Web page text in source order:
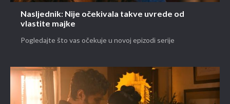
Nasljednik: Nije očekivala takve uvrede od
vlastite majke
Pogledajte što vas očekuje u novoj epizodi serije